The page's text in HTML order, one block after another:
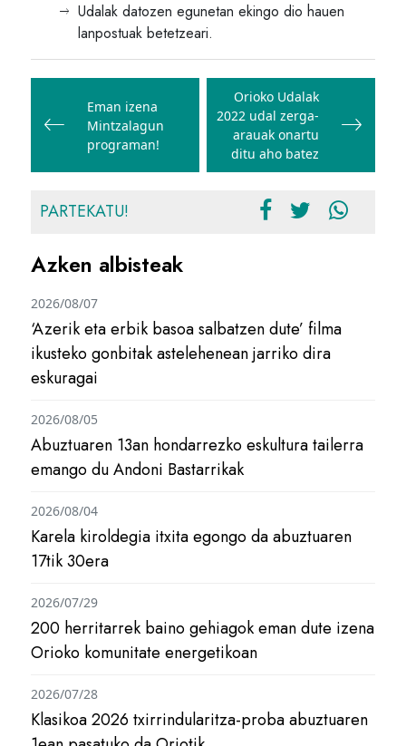
Udalak datozen egunetan ekingo dio hauen
lanpostuak betetzeari.
Bidalketetan
zehar
nabigatu
Eman izena
Mintzalagun
programan!
Orioko Udalak
2022 udal zerga-
arauak onartu
ditu aho batez
PARTEKATU!
Azken albisteak
‘Azerik eta erbik basoa salbatzen dute’ filma
ikusteko gonbitak astelehenean jarriko dira
eskuragai
2026/08/07
Abuztuaren 13an hondarrezko eskultura tailerra
emango du Andoni Bastarrikak
2026/08/05
Karela kiroldegia itxita egongo da abuztuaren
17tik 30era
2026/08/04
200 herritarrek baino gehiagok eman dute izena
Orioko komunitate energetikoan
2026/07/29
Klasikoa 2026 txirrindularitza-proba abuztuaren
2026/07/28